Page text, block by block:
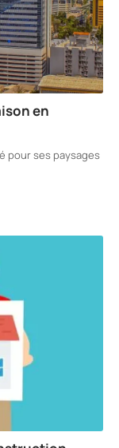
en
pour ses paysages